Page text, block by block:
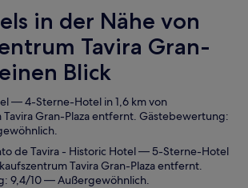
in der Nähe von
Tavira Gran-
Blick
— 4-Sterne-Hotel in 1,6 km von
Tavira Gran-Plaza entfernt. Gästebewertung:
de Tavira - Historic Hotel— 5-Sterne-Hotel
Tavira Gran-Plaza entfernt.
9,4/10 — Außergewöhnlich.